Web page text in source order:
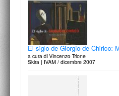
Progetti d’opera: Site specific
di Valentina Ricciuti
Segno, Attualità Internazionali d'Arte
2012
El siglo de Giorgio de Chirico:
a cura di Vincenzo Trione
Skira | IVAM / dicembre 2007